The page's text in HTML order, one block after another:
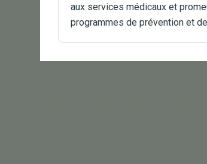
aux services médicaux et
programmes de prévention et